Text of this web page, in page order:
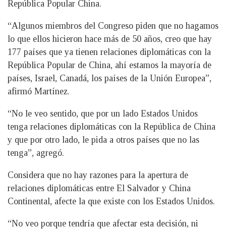
República Popular China.
“Algunos miembros del Congreso piden que no hagamos
lo que ellos hicieron hace más de 50 años, creo que hay
177 países que ya tienen relaciones diplomáticas con la
República Popular de China, ahí estamos la mayoría de
países, Israel, Canadá, los países de la Unión Europea”,
afirmó Martínez.
“No le veo sentido, que por un lado Estados Unidos
tenga relaciones diplomáticas con la República de China
y que por otro lado, le pida a otros países que no las
tenga”, agregó.
Considera que no hay razones para la apertura de
relaciones diplomáticas entre El Salvador y China
Continental, afecte la que existe con los Estados Unidos.
“No veo porque tendría que afectar esta decisión, ni